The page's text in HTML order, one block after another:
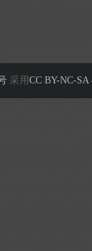
采用 CC BY-NC-SA